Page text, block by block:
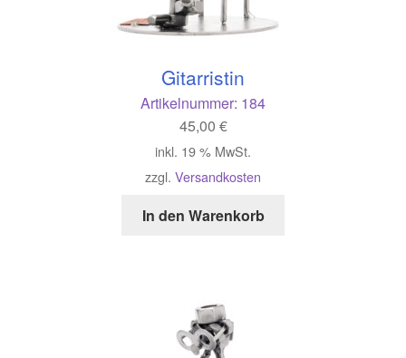
Gitarristin
Artikelnummer: 184
45,00 €
inkl. 19 % MwSt.
zzgl. Versandkosten
In den Warenkorb